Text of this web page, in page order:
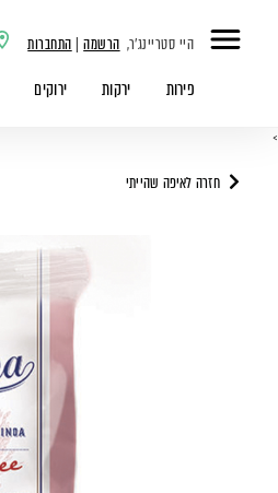
היי סטריינג'ר, הרשמה| התחברות
פירות ירקות ירוקים
>
חזרה לאיפה שהייתי